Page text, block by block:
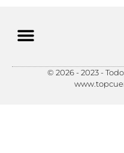
© 2026 - 2023 -